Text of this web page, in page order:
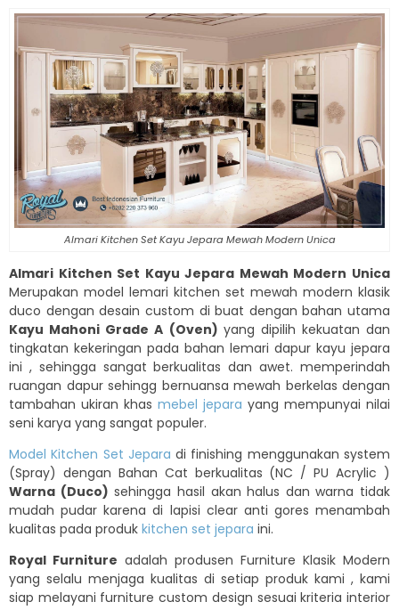
Almari Kitchen Set Kayu Jepara Mewah Modern Unica
Almari Kitchen Set Kayu Jepara Mewah Modern Unica
Merupakan model lemari kitchen set mewah modern klasik
duco dengan desain custom di buat dengan bahan utama
Kayu Mahoni Grade A (Oven) yang dipilih kekuatan dan
tingkatan kekeringan pada bahan lemari dapur kayu jepara
ini , sehingga sangat berkualitas dan awet. memperindah
ruangan dapur sehingg bernuansa mewah berkelas dengan
tambahan ukiran khas mebel jepara yang mempunyai nilai
seni karya yang sangat populer.
Model Kitchen Set Jepara di finishing menggunakan system
(Spray) dengan Bahan Cat berkualitas (NC / PU Acrylic )
Warna (Duco) sehingga hasil akan halus dan warna tidak
mudah pudar karena di lapisi clear anti gores menambah
kualitas pada produk kitchen set jepara ini.
Royal Furniture adalah produsen Furniture Klasik Modern
yang selalu menjaga kualitas di setiap produk kami , kami
siap melayani furniture custom design sesuai kriteria interior